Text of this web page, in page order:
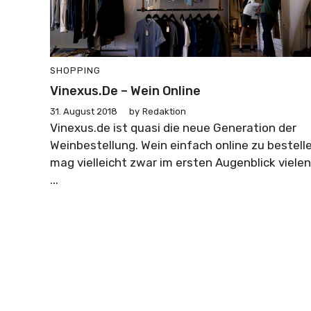
SHOPPING
Vinexus.de – Wein Online
31. August 2018 by Redaktion
Vinexus.de ist quasi die neue Generation der
Weinbestellung. Wein einfach online zu
mag vielleicht zwar im ersten Augenblick vielen
...